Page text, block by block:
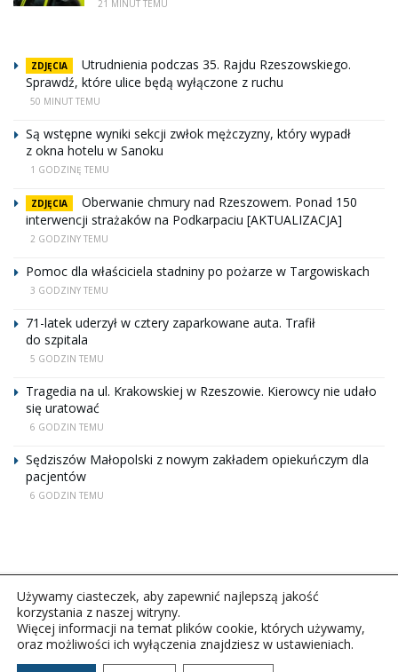
21 MINUT TEMU
ZDJĘCIA
Utrudnienia podczas 35. Rajdu Rzeszowskiego.
Sprawdź, które ulice będą wyłączone z ruchu
50 MINUT TEMU
Są wstępne wyniki sekcji zwłok mężczyzny, który wypadł
z okna hotelu w Sanoku
1 GODZINĘ TEMU
ZDJĘCIA
Oberwanie chmury nad Rzeszowem. Ponad 150
interwencji strażaków na Podkarpaciu [AKTUALIZACJA]
2 GODZINY TEMU
Pomoc dla właściciela stadniny po pożarze w Targowiskach
3 GODZINY TEMU
71-latek uderzył w cztery zaparkowane auta. Trafił
do szpitala
5 GODZIN TEMU
Tragedia na ul. Krakowskiej w Rzeszowie. Kierowcy nie udało
się uratować
6 GODZIN TEMU
Sędziszów Małopolski z nowym zakładem opiekuńczym dla
pacjentów
6 GODZIN TEMU
Copyright © 2026Polskie Radio Rzeszów S.A. w likwidacj.
Używamy ciasteczek, aby zapewnić najlepszą jakość
korzystania z naszej witryny.
Więcej informacji na temat plików cookie, których używamy,
oraz możliwości ich wyłączenia znajdziesz w ustawieniach.